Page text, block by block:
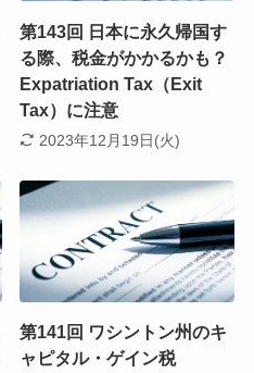
第143回 日本に永久帰国す
る際、税金がかかるかも？
Expatriation Tax（Exit
Tax）に注意
2023年12月19日(火)
第141回 ワシントン州のキ
ャピタル・ゲイン税